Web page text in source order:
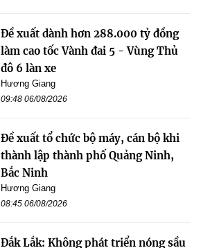
Đề xuất dành hơn 288.000 tỷ đồng
làm cao tốc Vành đai 5 - Vùng Thủ
đô 6 làn xe
Hương Giang
09:48 06/08/2026
Đề xuất tổ chức bộ máy, cán bộ khi
thành lập thành phố Quảng Ninh,
Bắc Ninh
Hương Giang
08:45 06/08/2026
Đắk Lắk: Không phát triển nóng sầu